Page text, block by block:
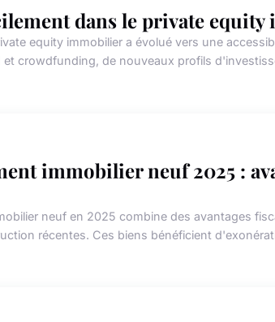
dans le private
equity immobilier a évolué vers une
et crowdfunding, de nouveaux profils
immobilier neuf 2025 :
neuf en 2025 combine des avantages
récentes. Ces biens bénéficient